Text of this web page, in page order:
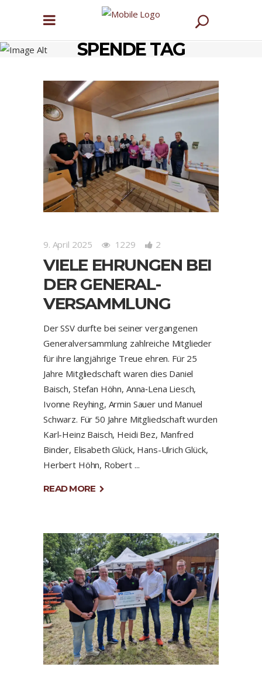
SPENDE TAG
9. April 2025 1229 2
VIELE EHRUNGEN BEI
DER GENERAL-
VERSAMMLUNG
Der SSV durfte bei seiner vergangenen
Generalversammlung zahlreiche Mitglieder
für ihre langjährige Treue ehren. Für 25
Jahre Mitgliedschaft waren dies Daniel
Baisch, Stefan Höhn, Anna‑Lena Liesch,
Ivonne Reyhing, Armin Sauer und Manuel
Schwarz. Für 50 Jahre Mitgliedschaft wurden
Karl-Heinz Baisch, Heidi Bez, Manfred
Binder, Elisabeth Glück, Hans-Ulrich Glück,
Herbert Höhn, Robert
READ MORE